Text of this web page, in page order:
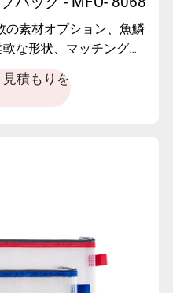
の素材オプション、魚鱗
な形状、マッチングジ
積もりを